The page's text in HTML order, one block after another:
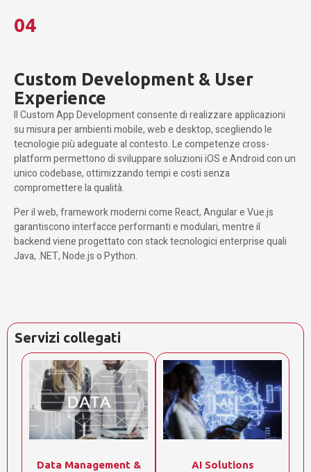
04
Custom Development & User
Experience
Il Custom App Development consente di realizzare applicazioni
su misura per ambienti mobile, web e desktop, scegliendo le
tecnologie più adeguate al contesto. Le competenze cross-
platform permettono di sviluppare soluzioni iOS e Android con un
unico codebase, ottimizzando tempi e costi senza
compromettere la qualità.
Per il web, framework moderni come React, Angular e Vue.js
garantiscono interfacce performanti e modulari, mentre il
backend viene progettato con stack tecnologici enterprise quali
Java, .NET, Node.js o Python.
Servizi collegati
Data Management &
AI Solutions